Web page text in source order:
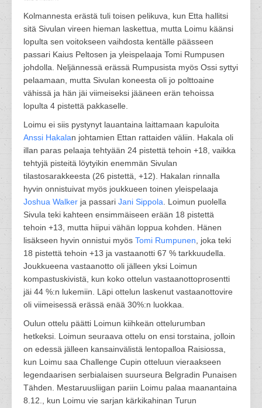
Kolmannesta erästä tuli toisen pelikuva, kun Etta hallitsi
sitä Sivulan vireen hieman laskettua, mutta Loimu käänsi
lopulta sen voitokseen vaihdosta kentälle päässeen
passari Kaius Peltosen ja yleispelaaja Tomi Rumpusen
johdolla. Neljännessä erässä Rumpusista myös Ossi syttyi
pelaamaan, mutta Sivulan koneesta oli jo polttoaine
vähissä ja hän jäi viimeiseksi jääneen erän tehoissa
lopulta 4 pistettä pakkaselle.
Loimu ei siis pystynyt lauantaina laittamaan kapuloita
Anssi Hakalan johtamien Ettan rattaiden väliin. Hakala oli
illan paras pelaaja tehtyään 24 pistettä tehoin +18, vaikka
tehtyjä pisteitä löytyikin enemmän Sivulan
tilastosarakkeesta (26 pistettä, +12). Hakalan rinnalla
hyvin onnistuivat myös joukkueen toinen yleispelaaja
Joshua Walker ja passari Jani Sippola . Loimun puolella
Sivula teki kahteen ensimmäiseen erään 18 pistettä
tehoin +13, mutta hiipui vähän loppua kohden. Hänen
lisäkseen hyvin onnistui myös Tomi Rumpunen , joka teki
18 pistettä tehoin +13 ja vastaanotti 67 % tarkkuudella.
Joukkueena vastaanotto oli jälleen yksi Loimun
kompastuskivistä, kun koko ottelun vastaanottoprosentti
jäi 44 %:n lukemiin. Läpi ottelun laskenut vastaanottovire
oli viimeisessä erässä enää 30%:n luokkaa.
Oulun ottelu päätti Loimun kiihkeän ottelurumban
hetkeksi. Loimun seuraava ottelu on ensi torstaina, jolloin
on edessä jälleen kansainvälistä lentopalloa Raisiossa,
kun Loimu saa Challenge Cupin otteluun vieraakseen
legendaarisen serbialaisen suurseura Belgradin Punaisen
Tähden. Mestaruusliigan pariin Loimu palaa maanantaina
8.12., kun Loimu vie sarjan kärkikahinan Turun